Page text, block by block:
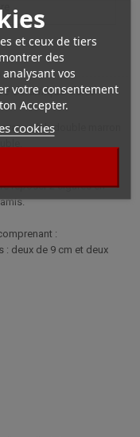
et ceux de tiers
des
vos
votre consentement
Accepter.
cookies
Céramique Carré
Club double marron
reposer 2 cigares en
:
deux de 9 cm et deux